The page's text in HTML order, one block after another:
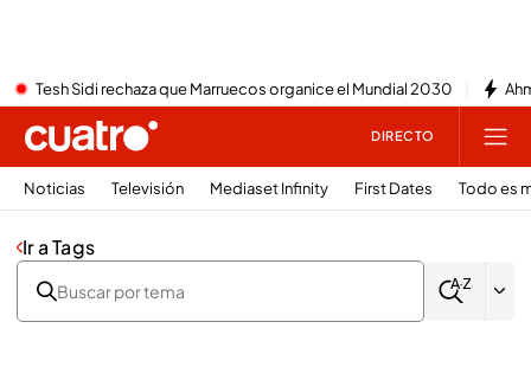
Tesh Sidi rechaza que Marruecos organice el Mundial 2030
DIRECTO
Noticias Televisión Mediaset Infinity First Dates Todo es
Ir a Tags